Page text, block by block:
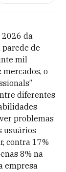
2026 da
de
mil
o
diferentes
problemas
usuários
contra 17%
8% na
empresa